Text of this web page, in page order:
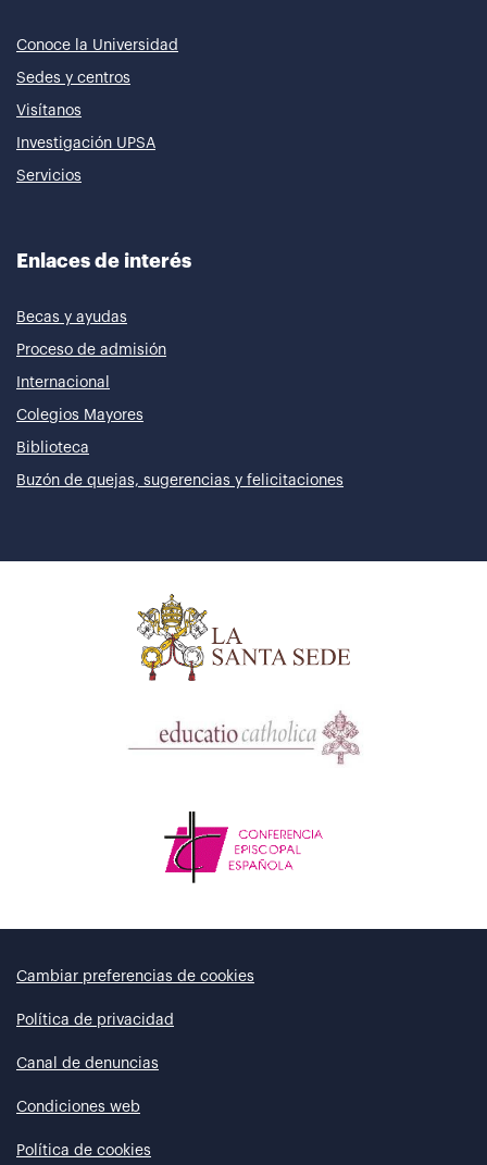
Conoce la Universidad
Sedes y centros
Visítanos
Investigación UPSA
Servicios
Enlaces de interés
Becas y ayudas
Proceso de admisión
Internacional
Colegios Mayores
Biblioteca
Buzón de quejas, sugerencias y felicitaciones
Cambiar preferencias de cookies
Política de privacidad
Canal de denuncias
Condiciones web
Política de cookies